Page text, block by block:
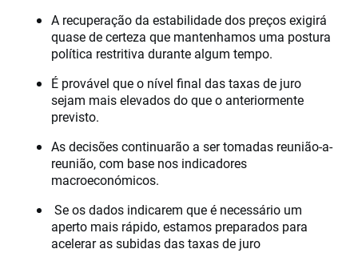
A recuperação da estabilidade dos preços exigirá
quase de certeza que mantenhamos uma postura
política restritiva durante algum tempo.
É provável que o nível final das taxas de juro
sejam mais elevados do que o anteriormente
previsto.
As decisões continuarão a ser tomadas reunião-a-
reunião, com base nos indicadores
macroeconómicos.
Se os dados indicarem que é necessário um
aperto mais rápido, estamos preparados para
acelerar as subidas das taxas de juro